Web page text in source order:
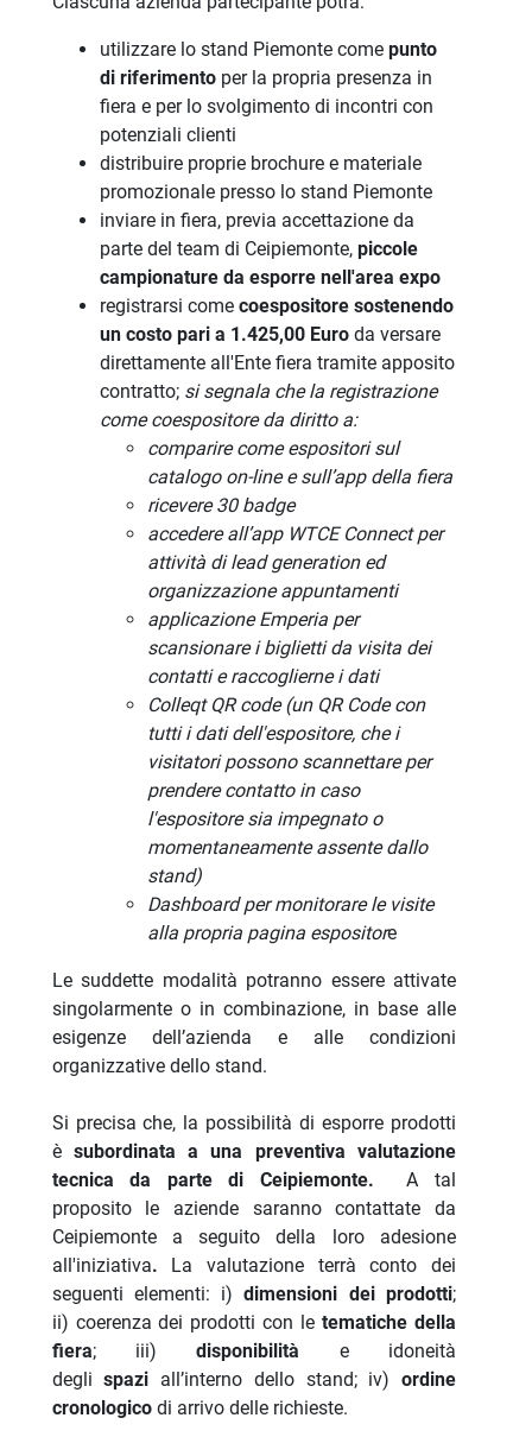
utilizzare lo stand Piemonte come punto
di riferimentoper la propria presenza in
fiera e per lo svolgimento di incontri con
potenziali clienti
distribuire proprie brochure e materiale
promozionale presso lo stand Piemonte
inviare in fiera, previa accettazione da
parte del team di Ceipiemonte, piccole
campionature da esporre nell'area expo
registrarsi comecoespositore sostenendo
un costo pari a 1.425,00 Euroda versare
direttamente all'Ente fiera tramite apposito
contratto; si segnala che la registrazione
come coespositore da diritto a:
comparire come espositori sul
catalogo on-line e sull’app della fiera
ricevere 30 badge
accedere all’app WTCE Connect per
attività di lead generation ed
organizzazione appuntamenti
applicazione Emperia per
scansionare i biglietti da visita dei
contatti e raccoglierne i dati
Colleqt QR code (un QR Code con
tutti i dati dell'espositore, che i
visitatori possono scannettare per
prendere contatto in caso
l'espositore sia impegnato o
momentaneamente assente dallo
stand)
Dashboard per monitorare le visite
alla propria pagina espositore
Le suddette modalità potranno essere attivate
singolarmente o in combinazione, in base alle
esigenze dell’azienda e alle condizioni
organizzative dello stand.
Si precisa che, la possibilità di esporre prodotti
è subordinata a una preventiva valutazione
tecnica da parte di Ceipiemonte.A tal
proposito le aziende saranno contattate da
Ceipiemonte a seguito della loro adesione
all'iniziativa. La valutazione terrà conto dei
seguenti elementi: i)dimensioni dei prodotti;
ii) coerenza dei prodotti con letematiche della
fiera; iii)disponibilità e idoneità
deglispazi all’interno dello stand; iv) ordine
cronologicodi arrivo delle richieste.